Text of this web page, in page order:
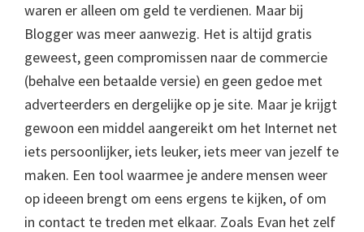
waren er alleen om geld te verdienen. Maar bij
Blogger was meer aanwezig. Het is altijd gratis
geweest, geen compromissen naar de commercie
(behalve een betaalde versie) en geen gedoe met
adverteerders en dergelijke op je site. Maar je krijgt
gewoon een middel aangereikt om het Internet net
iets persoonlijker, iets leuker, iets meer van jezelf te
maken. Een tool waarmee je andere mensen weer
op ideeen brengt om eens ergens te kijken, of om
in contact te treden met elkaar. Zoals Evan het zelf